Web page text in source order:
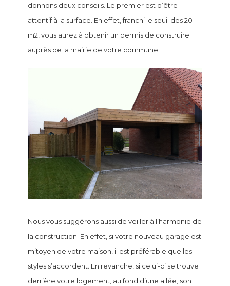
donnons deux conseils. Le premier est d’être
attentif à la surface. En effet, franchi le seuil des 20
m2, vous aurez à obtenir un permis de construire
auprès de la mairie de votre commune.
Nous vous suggérons aussi de veiller à l’harmonie de
la construction. En effet, si votre nouveau garage est
mitoyen de votre maison, il est préférable que les
styles s’accordent. En revanche, si celui-ci se trouve
derrière votre logement, au fond d’une allée, son